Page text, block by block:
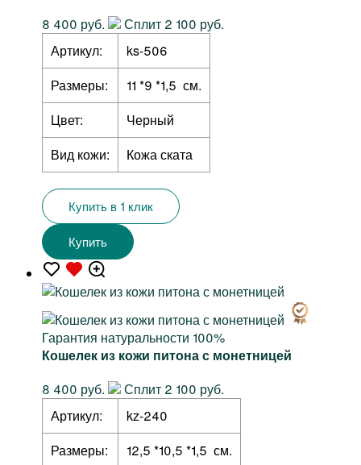
8 400 руб.
Сплит 2 100 руб.
Артикул:
ks-506
Размеры:
11 *9 *1,5 см.
Цвет:
Черный
Вид кожи:
Кожа ската
Купить в 1 клик
Купить
Гарантия натуральности 100%
Кошелек из кожи питона с монетницей
8 400 руб.
Сплит 2 100 руб.
Артикул:
kz-240
Размеры:
12,5 *10,5 *1,5 см.